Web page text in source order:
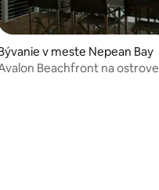
4,96 z 5, počet
v meste Nepean Bay
Beachfront na